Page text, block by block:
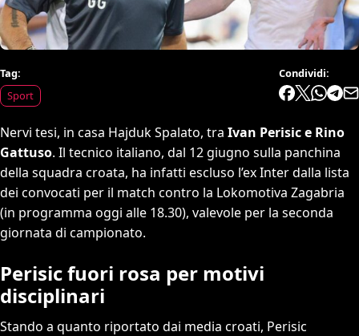
Tag:
Sport
Condividi:
Nervi tesi, in casa Hajduk Spalato, tra Ivan Perisic e Rino
Gattuso. Il tecnico italiano, dal 12 giugno sulla panchina
della squadra croata, ha infatti escluso l’ex Inter dalla lista
dei convocati per il match contro la Lokomotiva Zagabria
(in programma oggi alle 18.30), valevole per la seconda
giornata di campionato.
Perisic fuori rosa per motivi
disciplinari
Stando a quanto riportato dai media croati, Perisic